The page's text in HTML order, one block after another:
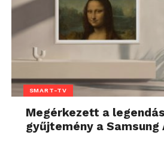
SMART-TV
Megérkezett a
gyűjtemény a